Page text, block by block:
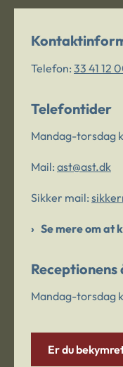
Telefon: 33 41 12
Telefontider
Mandag-torsdag
Mail: ast@ast.dk
Sikker mail:
Se mere om at
Mandag-torsdag
Er du